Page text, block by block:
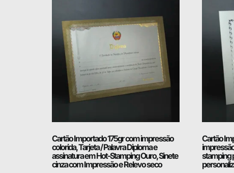
Cartão Importado 175gr com impressão
colorida, Tarjeta / Palavra Diploma e
assinatura em Hot-Stamping Ouro, Sinete
cinza com Impressão e Relevo seco
Cartão
stamping